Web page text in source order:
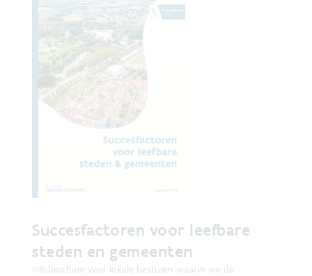
Succesfactoren voor leefbare
steden en gemeenten
Infobrochure voor lokale besturen waarin we de